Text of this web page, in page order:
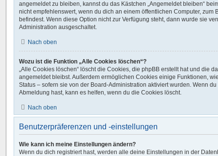
angemeldet zu bleiben, kannst du das Kästchen „Angemeldet bleiben“
nicht empfehlenswert, wenn du dich an einem öffentlichen Computer, zum
befindest. Wenn diese Option nicht zur Verfügung steht, dann wurde sie
Administration ausgeschaltet.
Nach oben
Wozu ist die Funktion „Alle Cookies löschen“?
„Alle Cookies löschen“ löscht die Cookies, die phpBB erstellt hat und die
angemeldet bleibst. Außerdem ermöglichen Cookies einige Funktionen,
Status – sofern sie von der Board-Administration aktiviert wurden. Wenn
Abmeldung hast, kann es helfen, wenn du die Cookies löscht.
Nach oben
Benutzerpräferenzen und -einstellungen
Wie kann ich meine Einstellungen ändern?
Wenn du dich registriert hast, werden alle deine Einstellungen in der